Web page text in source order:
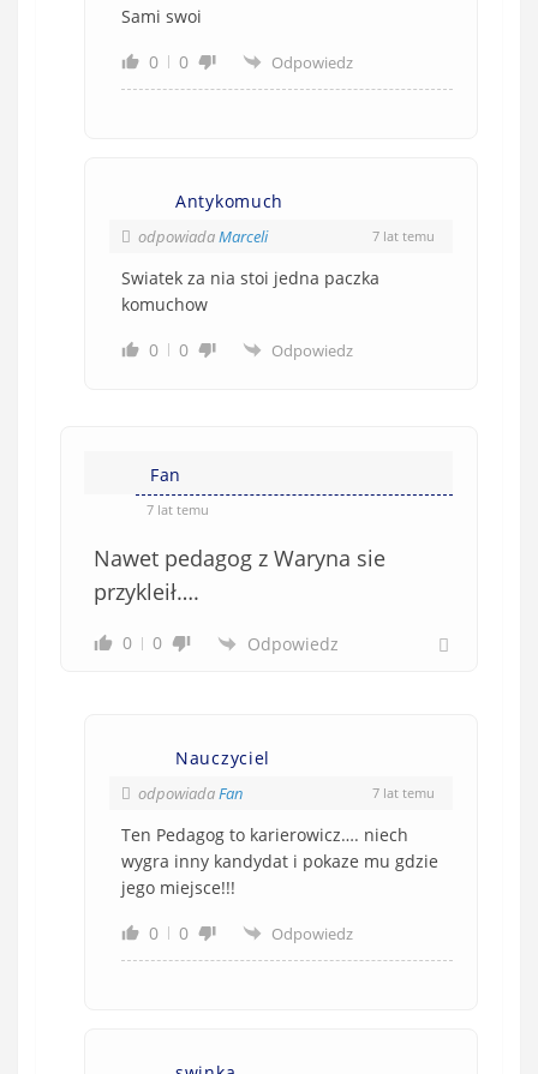
Sami swoi
0
0 Odpowiedz
Antykomuch
odpowiadaMarceli 7 lat temu
Swiatek za nia stoi jedna paczka
komuchow
0
0 Odpowiedz
Fan
7 lat temu
Nawet pedagog z Waryna sie
przykleił….
0 0 Odpowiedz
Nauczyciel
odpowiadaFan 7 lat temu
Ten Pedagog to karierowicz…. niech
wygra inny kandydat i pokaze mu gdzie
jego miejsce!!!
0
0 Odpowiedz